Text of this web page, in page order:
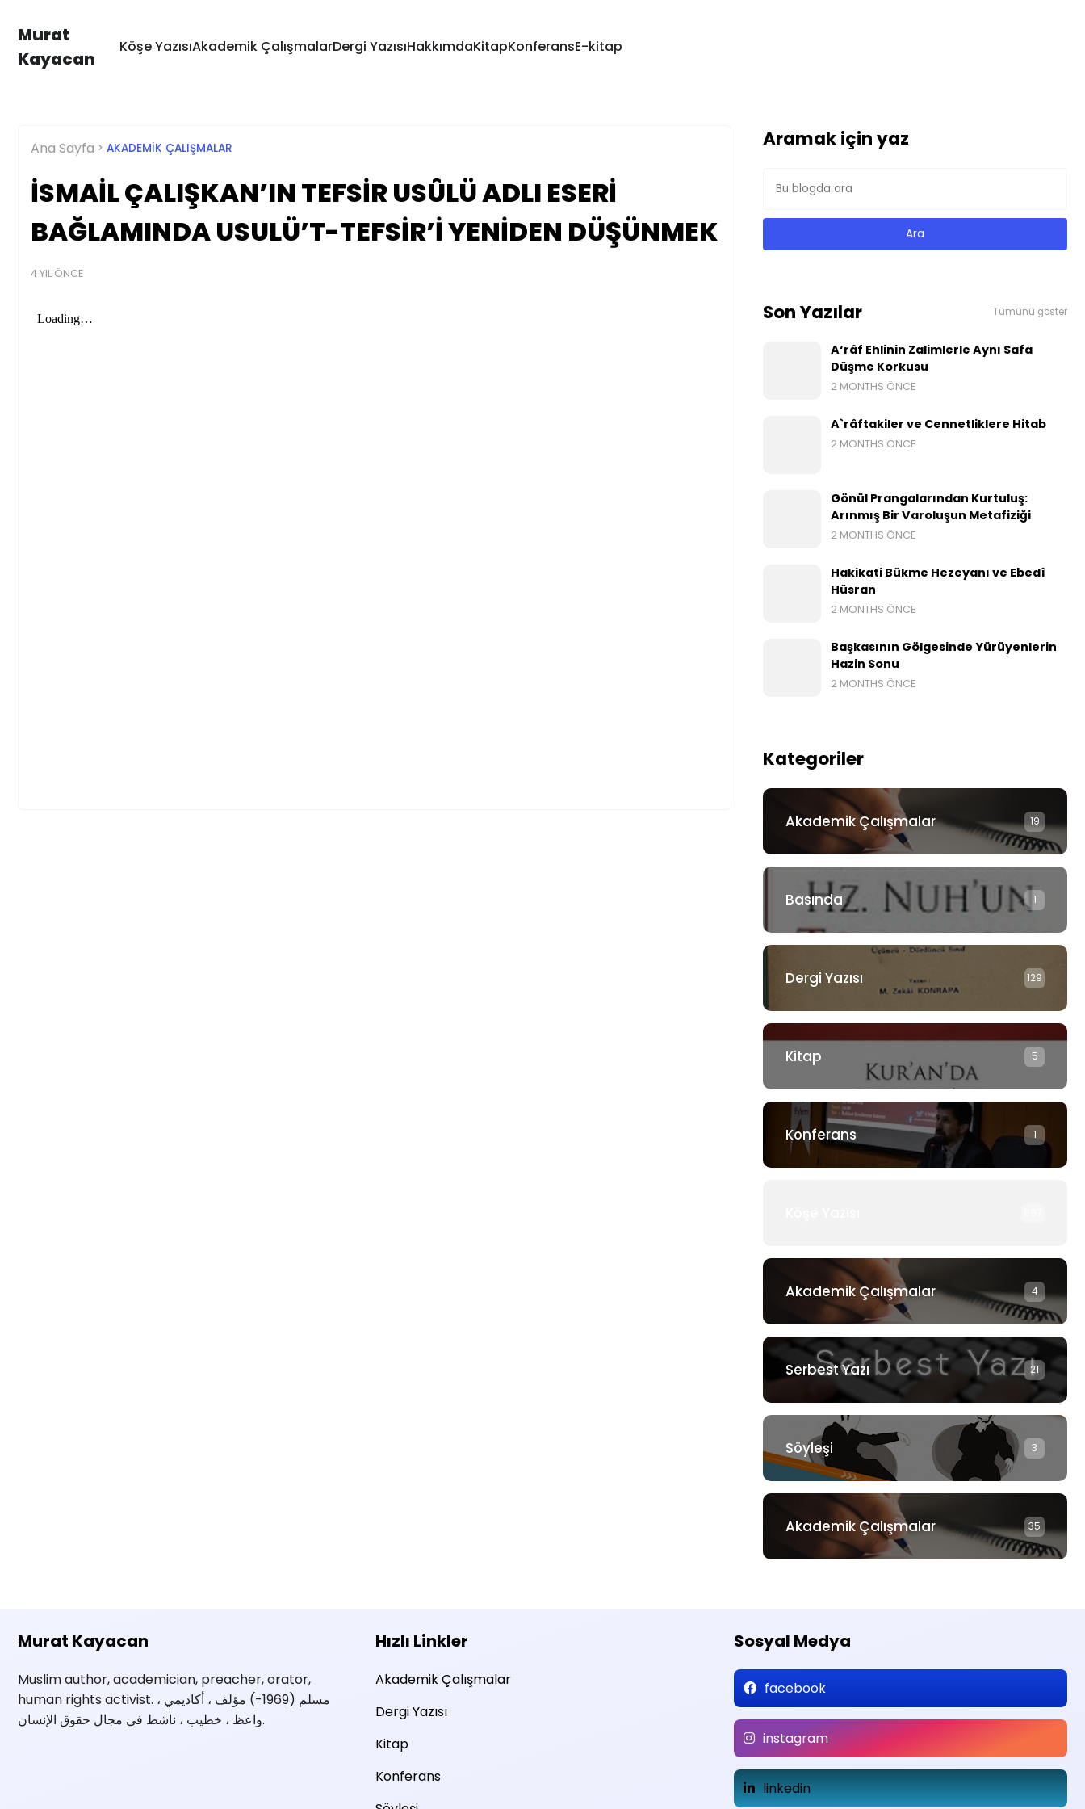
Murat
Kayacan
Köşe YazısıAkademik ÇalışmalarDergi YazısıHakkımdaKitapKonferansE-kitap
Ana Sayfa AKADEMIK ÇALIŞMALAR
İSMAİL ÇALIŞKAN’IN TEFSİR USÛLÜ ADLI ESERİ
BAĞLAMINDA USULÜ’T-TEFSİR’İ YENİDEN DÜŞÜNMEK
4 YIL ÖNCE
Aramak için yaz
Son Yazılar Tümünü göster
A‘râf Ehlinin Zalimlerle Aynı Safa
Düşme Korkusu
2 MONTHS ÖNCE
A`râftakiler ve Cennetliklere Hitab
2 MONTHS ÖNCE
Gönül Prangalarından Kurtuluş:
Arınmış Bir Varoluşun Metafiziği
2 MONTHS ÖNCE
Hakikati Bükme Hezeyanı ve Ebedî
Hüsran
2 MONTHS ÖNCE
Başkasının Gölgesinde Yürüyenlerin
Hazin Sonu
2 MONTHS ÖNCE
Kategoriler
Akademik Çalışmalar 19
Basında 1
Dergi Yazısı 129
Kitap 5
Konferans 1
Akademik Çalışmalar 4
Serbest Yazı 21
Söyleşi 3
Akademik Çalışmalar 35
Murat Kayacan
Muslim author, academician, preacher, orator,
human rights activist. مسلم (1969-) مؤلف ، أكاديمي ،
واعظ ، خطيب ، ناشط في مجال حقوق الإنسان.
Hızlı Linkler
Akademik Çalışmalar
Dergi Yazısı
Kitap
Konferans
Sosyal Medya
facebook
instagram
linkedin